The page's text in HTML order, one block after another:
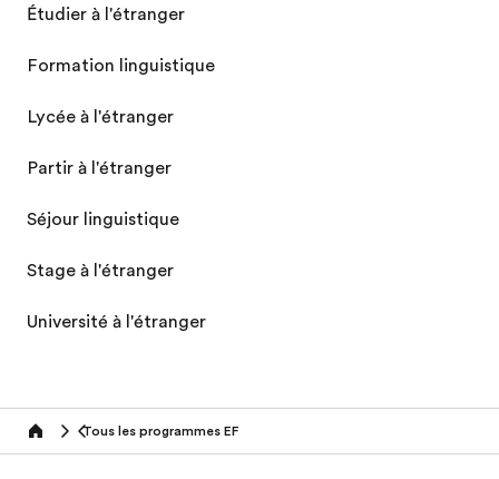
Étudier à l'étranger
Formation linguistique
Lycée à l'étranger
Partir à l'étranger
Séjour linguistique
Stage à l'étranger
Université à l'étranger
home Tous les programmes EF